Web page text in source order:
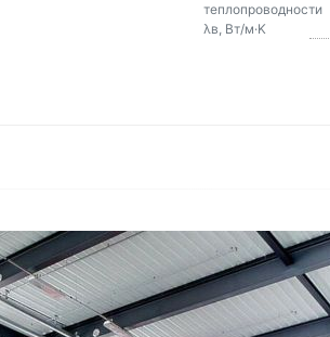
теплопроводности
λв, Вт/м·K